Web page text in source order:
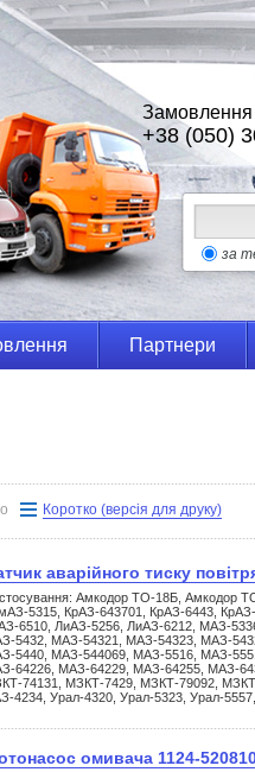
Замовлення
+38 (050)
за
Партнери
Коротко (версія для друку)
аварійного тиску
Амкодор ТО-18Б, Амкодор
5315, КрАЗ-643701, КрАЗ-6443,
6510, ЛиАЗ-5256, ЛиАЗ-6212, МАЗ-
5432, МАЗ-54321, МАЗ-54323, МАЗ-
5440, МАЗ-544069, МАЗ-5516, МАЗ-
64226, МАЗ-64229, МАЗ-64255, МАЗ-
74131, МЗКТ-7429, МЗКТ-79092,
4234, Урал-4320, Урал-5323, Урал-
омивача 1124-